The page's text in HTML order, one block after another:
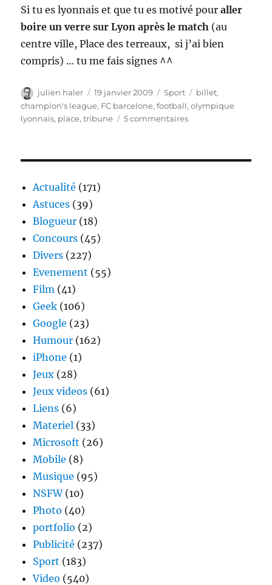
Si tu es lyonnais et que tu es motivé pouraller
boire un verre sur Lyon après le match (au
centre ville, Place des terreaux, si j’ai bien
compris) … tu me fais signes ^^
Auteur
julien haler
Publié
le
19 janvier 2009 Catégories
Sport Étiquettes
billet,
champion's league, FC barcelone,football,olympique
lyonnais, place,tribune 5 commentairessur
Actualité (171)
Astuces (39)
Blogueur (18)
Concours (45)
Divers (227)
Evenement (55)
Film (41)
Geek (106)
Google (23)
Humour (162)
iPhone (1)
Jeux (28)
Jeux videos (61)
Liens (6)
Materiel (33)
Microsoft (26)
Mobile (8)
Musique (95)
NSFW(10)
Photo (40)
portfolio (2)
Publicité (237)
Sport (183)
Video (540)